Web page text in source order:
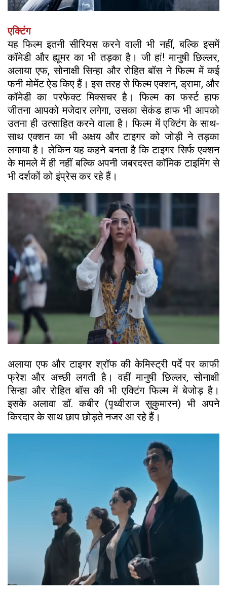
एक्टिंग
यह फिल्म इतनी सीरियस करने वाली भी नहीं, बल्कि इसमें
कॉमेडी और ह्यूमर का भी तड़का है। जी हां! मानुषी छिल्लर,
अलाया एफ, सोनाक्षी सिन्हा और रोहित बॉस ने फिल्म में कई
फनी मोमेंट ऐड किए हैं। इस तरह से फिल्म एक्शन, ड्रामा, और
कॉमेडी का परफेक्ट मिक्सचर है। फिल्म का फर्स्ट हाफ
जीतना आपको मजेदार लगेगा, उसका सेकंड हाफ भी आपको
उतना ही उत्साहित करने वाला है। फिल्म में एक्टिंग के साथ-
साथ एक्शन का भी अक्षय और टाइगर को जोड़ी ने तड़का
लगाया है। लेकिन यह कहने बनता है कि टाइगर सिर्फ एक्शन
के मामले में ही नहीं बल्कि अपनी जबरदस्त कॉमिक टाइमिंग से
भी दर्शकों को इंप्रेस कर रहे हैं।
अलाया एफ और टाइगर श्रॉफ की केमिस्ट्री पर्दे पर काफी
फ्रेश और अच्छी लगती है। वहीं मानुषी छिल्लर, सोनाक्षी
सिन्हा और रोहित बॉस की भी एक्टिंग फिल्म में बेजोड़ है।
इसके अलावा डॉ. कबीर (पृथ्वीराज सुकुमारन) भी अपने
किरदार के साथ छाप छोड़ते नजर आ रहे हैं।